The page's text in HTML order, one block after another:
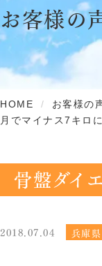
お客様の
HOME お客様の
月でマイナス7キロ
骨盤ダイ
2018.07.04 兵庫県